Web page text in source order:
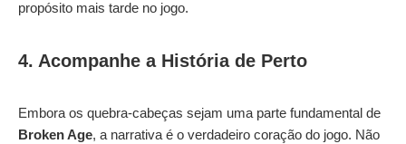
propósito mais tarde no jogo.
4. Acompanhe a História de Perto
Embora os quebra-cabeças sejam uma parte fundamental de
Broken Age, a narrativa é o verdadeiro coração do jogo. Não